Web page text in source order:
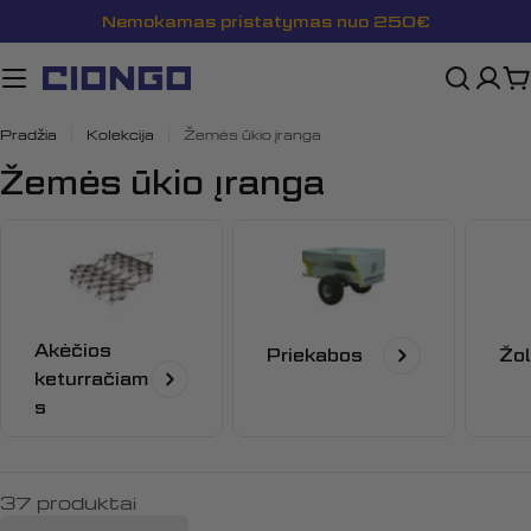
prie
turinio
Nemokamas pristatymas nuo 250€
Pradžia Kolekcija Žemės ūkio įranga
K
a
Žemės ūkio įranga
Akėčios
keturračiam
s
Priekabos
37 produktai